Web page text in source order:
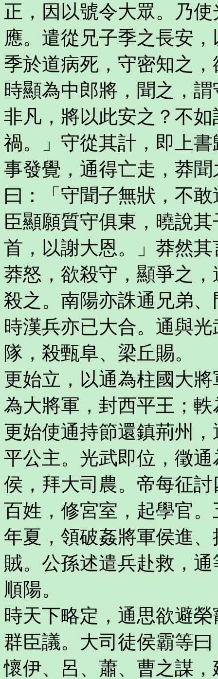
正，因以號令大眾。乃
應。遣從兄子季之長安
季於道病死，守密知之
時顯為中郎將，聞之，
非凡，將以此安之？不
禍。」守從其計，即上
事發覺，通得亡走，莽
曰：「守聞子無狀，不
臣顯願質守俱東，曉說
首，以謝大恩。」莽然
莽怒，欲殺守，顯爭之
殺之。南陽亦誅通兄弟
時漢兵亦已大合。通與
隊，殺甄阜、梁丘賜。
更始立，以通為柱國大
為大將軍，封西平王；
更始使通持節還鎮荊州
平公主。光武即位，徵
侯，拜大司農。帝每征
百姓，修宮室，起學官
年夏，領破姦將軍侯進
賊。公孫述遣兵赴救，
順陽。
時天下略定，通思欲避
群臣議。大司徒侯霸等
懷伊、呂、蕭、曹之謀